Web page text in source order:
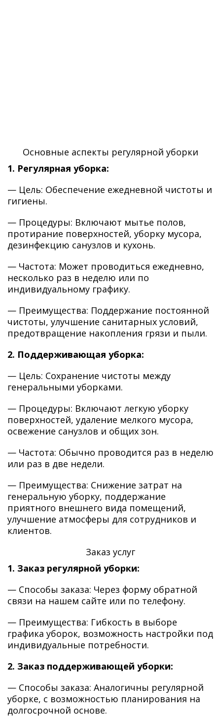
Основные аспекты регулярной уборки
1. Регулярная уборка:
— Цель: Обеспечение ежедневной чистоты и
гигиены.
— Процедуры: Включают мытье полов,
протирание поверхностей, уборку мусора,
дезинфекцию санузлов и кухонь.
— Частота: Может проводиться ежедневно,
несколько раз в неделю или по
индивидуальному графику.
— Преимущества: Поддержание постоянной
чистоты, улучшение санитарных условий,
предотвращение накопления грязи и пыли.
2. Поддерживающая уборка:
— Цель: Сохранение чистоты между
генеральными уборками.
— Процедуры: Включают легкую уборку
поверхностей, удаление мелкого мусора,
освежение санузлов и общих зон.
— Частота: Обычно проводится раз в неделю
или раз в две недели.
— Преимущества: Снижение затрат на
генеральную уборку, поддержание
приятного внешнего вида помещений,
улучшение атмосферы для сотрудников и
клиентов.
Заказ услуг
1. Заказ регулярной уборки:
— Способы заказа: Через форму обратной
связи на нашем сайте или по телефону.
— Преимущества: Гибкость в выборе
графика уборок, возможность настройки под
индивидуальные потребности.
2. Заказ поддерживающей уборки:
— Способы заказа: Аналогичны регулярной
уборке, с возможностью планирования на
долгосрочной основе.